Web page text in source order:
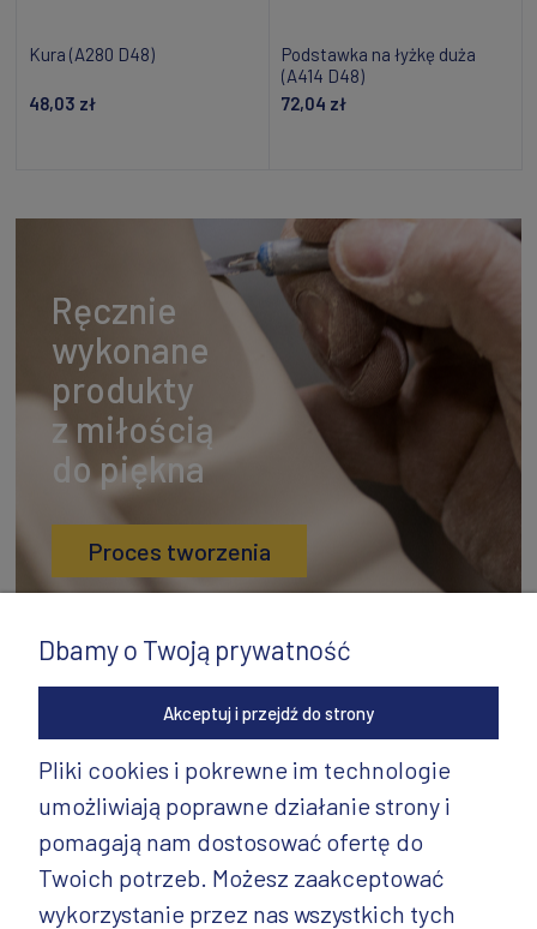
Kura (A280 D48)
48,03 zł
Podstawka na łyżkę duża
(A414 D48)
72,04 zł
Ręcznie
wykonane
produkty
z miłością
do piękna
Proces tworzenia
INFORMACJE
PRODUKTY CD.
Dbamy o Twoją prywatność
Akceptuj i przejdź do strony
Pliki cookies i pokrewne im technologie
umożliwiają poprawne działanie strony i
pomagają nam dostosować ofertę do
Twoich potrzeb. Możesz zaakceptować
wykorzystanie przez nas wszystkich tych